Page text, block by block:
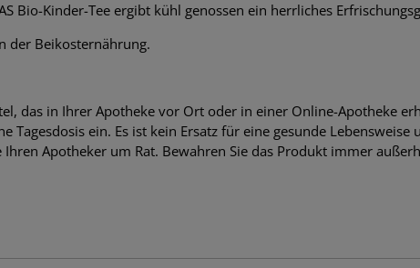
Bio-Kinder-Tee ergibt kühl genossen ein herrliches
der Beikosternährung.
das in Ihrer Apotheke vor Ort oder in einer Online-Apotheke
ein. Es ist kein Ersatz für eine gesunde Lebensweise
Apotheker um Rat. Bewahren Sie das Produkt immer